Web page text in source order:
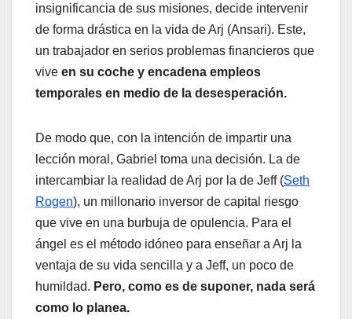
insignificancia de sus misiones, decide intervenir
de forma drástica en la vida de Arj (Ansari). Este,
un trabajador en serios problemas financieros que
vive en su coche y encadena empleos
temporales en medio de la desesperación.
De modo que, con la intención de impartir una
lección moral, Gabriel toma una decisión. La de
intercambiar la realidad de Arj por la de Jeff (Seth
Rogen), un millonario inversor de capital riesgo
que vive en una burbuja de opulencia. Para el
ángel es el método idóneo para enseñar a Arj la
ventaja de su vida sencilla y a Jeff, un poco de
humildad. Pero, como es de suponer, nada será
como lo planea.